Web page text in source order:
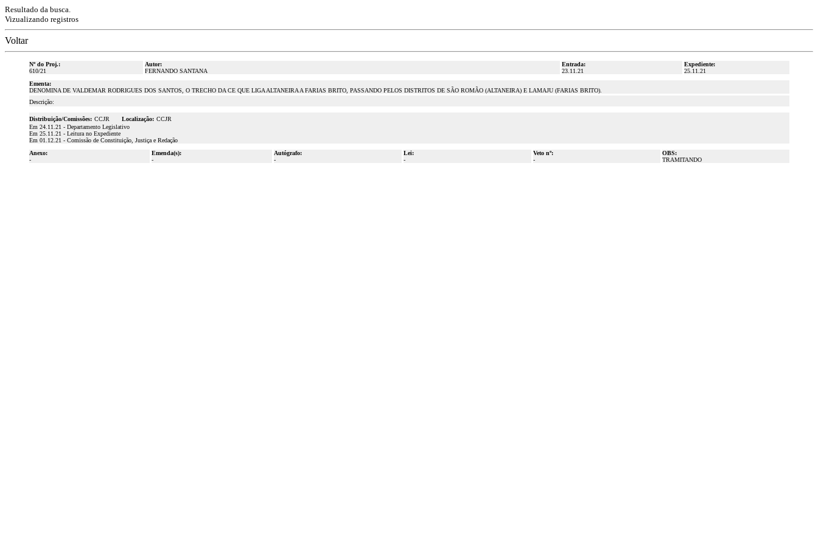
Resultado da busca.
Vizualizando registros
Voltar
Nº do Proj.:
610/21
Autor:
FERNANDO SANTANA
Entrada:
23.11.21
Expediente:
25.11.21
Ementa:
DENOMINA DE VALDEMAR RODRIGUES DOS SANTOS, O TRECHO DA CE QUE LIGA ALTANEIRA A FARIAS BRITO, PASSANDO PELOS DISTRITOS DE SÃO ROMÃO (ALTANEIRA) E LAMAJU (FARIAS BRITO).
Descrição:
Distribuição/Comissões: CCJR Localização: CCJR
Em 24.11.21 - Departamento Legislativo
Em 25.11.21 - Leitura no Expediente
Em 01.12.21 - Comissão de Constituição, Justiça e Redação
Anexo:
-
Emenda(s):
-
Autógrafo:
-
Lei:
-
Veto nº:
-
OBS:
TRAMITANDO